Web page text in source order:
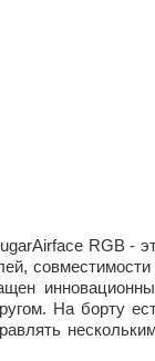
RGB -
совместимости
На борту